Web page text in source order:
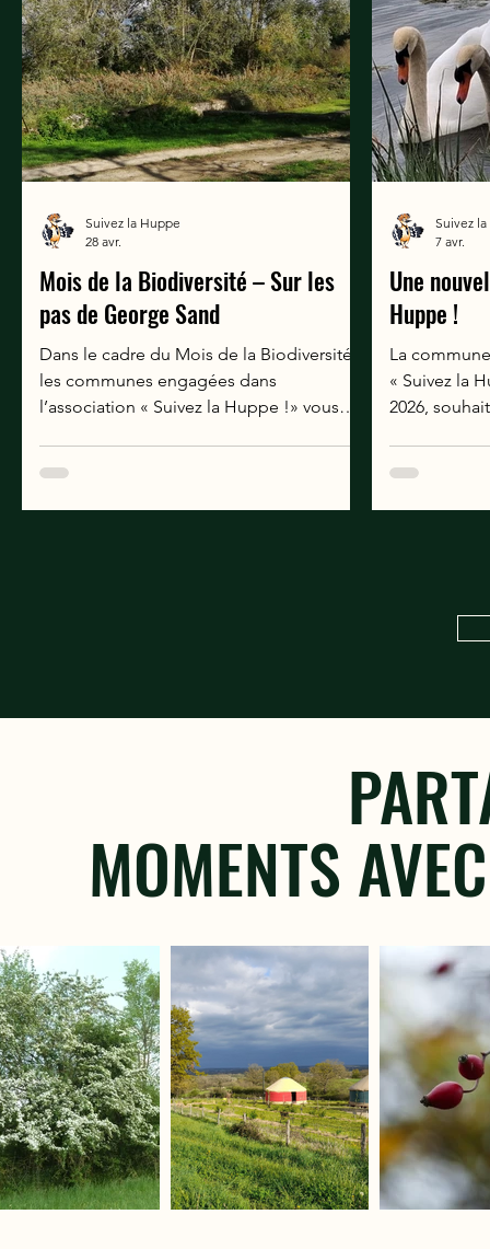
Mois de la Biodiversité – Sur les
pas de George Sand
Dans le cadre du Mois de la Biodiversité,
les communes engagées dans
l’association « Suivez la Huppe !» vous
territoire. Chambon, Epineuil-le-fleuriel,
La Celle, Marçais, Orval, Saint-Vitte et
Suivez la Huppe
28 avr.
Une
Huppe !
La commune
« Suivez la
2026,
travaillées
patrimoine
touristes et
commune,
Suivez
7 avr.
MOMENTS